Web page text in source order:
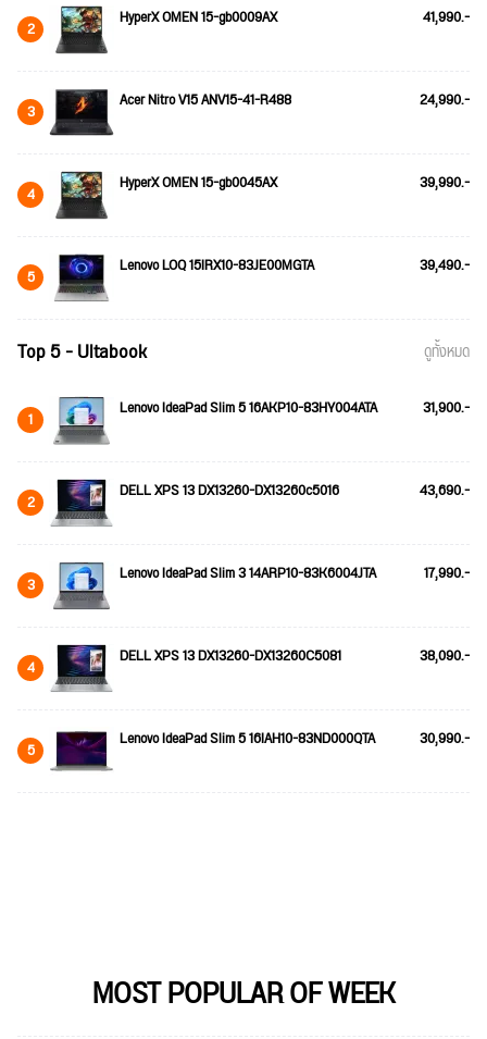
2 HyperX OMEN 15-gb0009AX 41,990.-
3 Acer Nitro V15 ANV15-41-R488 24,990.-
4 HyperX OMEN 15-gb0045AX 39,990.-
5 Lenovo LOQ 15IRX10-83JE00MGTA 39,490.-
Top 5 - Ultabook ดูทั้งหมด
1 Lenovo IdeaPad Slim 5 16AKP10-83HY004ATA 31,900.-
2 DELL XPS 13 DX13260-DX13260c5016 43,690.-
3 Lenovo IdeaPad Slim 3 14ARP10-83K6004JTA 17,990.-
4 DELL XPS 13 DX13260-DX13260C5081 38,090.-
5 Lenovo IdeaPad Slim 5 16IAH10-83ND000QTA 30,990.-
MOST POPULAR OF WEEK